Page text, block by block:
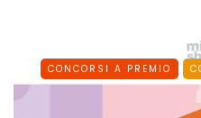
CONCORSI A PREMIO